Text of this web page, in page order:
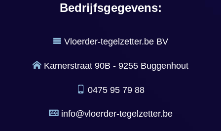
Bedrijfsgegevens:
Vloerder-tegelzetter.be BV
Kamerstraat 90B - 9255 Buggenhout
0475 95 79 88
info@vloerder-tegelzetter.be